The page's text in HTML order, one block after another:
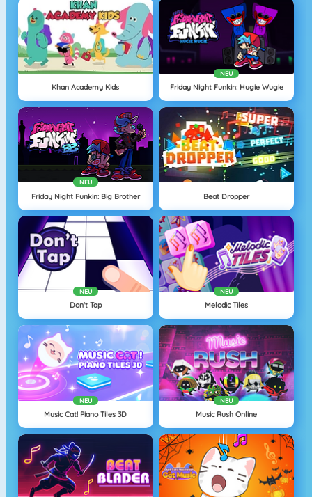
Khan Academy Kids
NEU
Friday Night Funkin: Hugie Wugie
NEU
Friday Night Funkin: Big Brother Beat Dropper
NEU
Don't Tap
NEU
Melodic Tiles
NEU
Music Cat! Piano Tiles 3D
NEU
Music Rush Online